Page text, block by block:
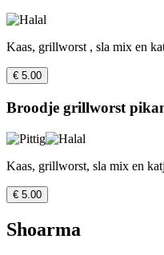
Kaas, grillworst , sla mix en
€ 5.00
Broodje grillworst
Kaas, grillworst, sla mix en
€ 5.00
Shoarma